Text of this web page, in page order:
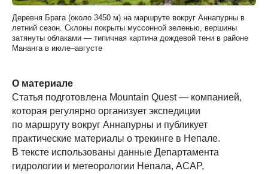
Деревня Брага (около 3450 м) на маршруте вокруг Аннапурны в
летний сезон. Склоны покрыты муссонной зеленью, вершины
затянуты облаками — типичная картина дождевой тени в районе
Мананга в июле–августе
О материале
Статья подготовлена Mountain Quest — компанией,
которая регулярно организует экспедиции
по маршруту вокруг Аннапурны и публикует
практические материалы о трекинге в Непале.
В тексте использованы данные Департамента
гидрологии и метеорологии Непала, ACAP,